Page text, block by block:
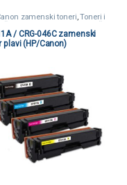
zamenski toneri,Toneri i
Zamenski toneri i kertridži
/ CRG-046C zamenski
plavi (HP/Canon)